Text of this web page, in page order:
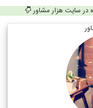
در سایت هزار مشاور